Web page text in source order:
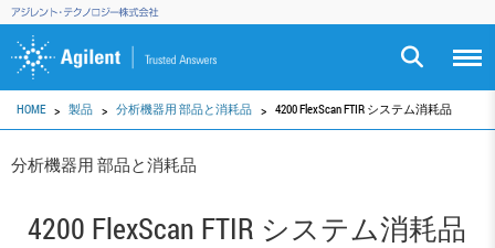
HOME 製品 分析機器用 部品と消耗品 4200 FlexScan FTIR システム消耗品
分析機器用 部品と消耗品
4200 FlexScan FTIR システム消耗品